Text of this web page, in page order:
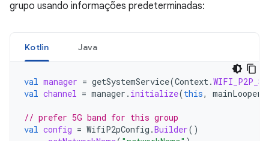
grupo usando informações predeterminadas:
Kotlin Java
val manager = getSystemService(Context.
val channel = manager . initialize(this, mainLooper
// prefer 5G band for this group
val config = WifiP2pConfig .Builder()